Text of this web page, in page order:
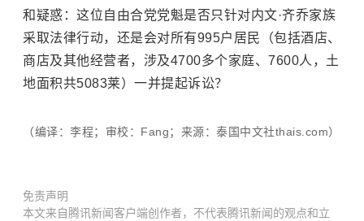
和疑惑：这位自由合党党魁是否只针对内文·齐乔家族
采取法律行动，还是会对所有995户居民（包括酒店、
商店及其他经营者，涉及4700多个家庭、7600人，土
地面积共5083莱）一并提起诉讼？
（编译：李程；审校：Fang；来源：泰国中文社thais.com）
免责声明
本文来自腾讯新闻客户端创作者，不代表腾讯新闻的观点和立